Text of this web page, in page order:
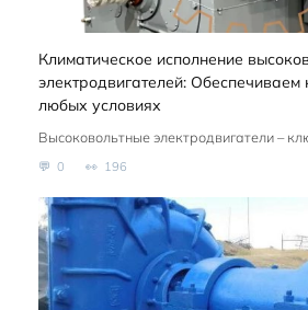
Климатическое исполнение
электродвигателей: Обеспечиваем
любых условиях
Высоковольтные электродвигатели –
0 196